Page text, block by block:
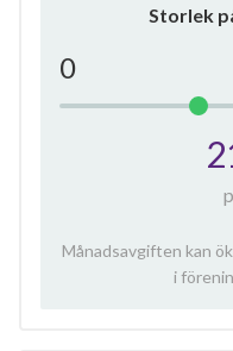
Storlek
0
Månadsavgiften kan
i